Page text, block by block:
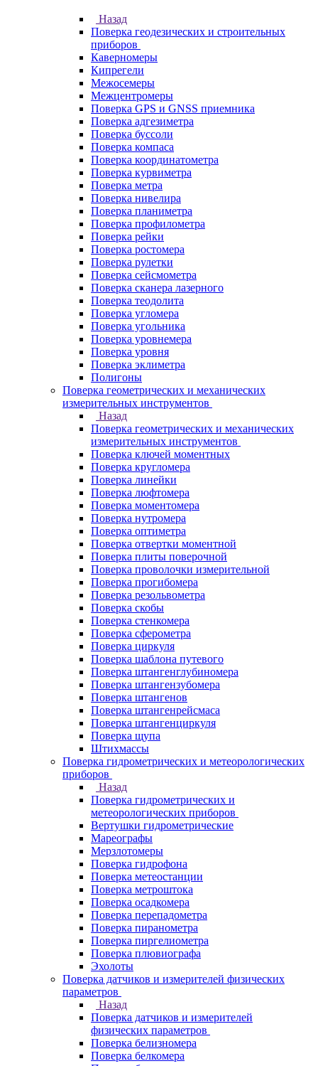
Назад
Поверка геодезических и строительных
приборов
Каверномеры
Кипрегели
Межосемеры
Межцентромеры
Поверка GPS и GNSS приемника
Поверка адгезиметра
Поверка буссоли
Поверка компаса
Поверка координатометра
Поверка курвиметра
Поверка метра
Поверка нивелира
Поверка планиметра
Поверка профилометра
Поверка рейки
Поверка ростомера
Поверка рулетки
Поверка сейсмометра
Поверка сканера лазерного
Поверка теодолита
Поверка угломера
Поверка угольника
Поверка уровнемера
Поверка уровня
Поверка эклиметра
Полигоны
Поверка геометрических и механических
измерительных инструментов
Назад
Поверка геометрических и механических
измерительных инструментов
Поверка ключей моментных
Поверка кругломера
Поверка линейки
Поверка люфтомера
Поверка моментомера
Поверка нутромера
Поверка оптиметра
Поверка отвертки моментной
Поверка плиты поверочной
Поверка проволочки измерительной
Поверка прогибомера
Поверка резольвометра
Поверка скобы
Поверка стенкомера
Поверка сферометра
Поверка циркуля
Поверка шаблона путевого
Поверка штангенглубиномера
Поверка штангензубомера
Поверка штангенов
Поверка штангенрейсмаса
Поверка штангенциркуля
Поверка щупа
Штихмассы
Поверка гидрометрических и метеорологических
приборов
Назад
Поверка гидрометрических и
метеорологических приборов
Вертушки гидрометрические
Мареографы
Мерзлотомеры
Поверка гидрофона
Поверка метеостанции
Поверка метроштока
Поверка осадкомера
Поверка перепадометра
Поверка пиранометра
Поверка пиргелиометра
Поверка плювиографа
Эхолоты
Поверка датчиков и измерителей физических
параметров
Назад
Поверка датчиков и измерителей
физических параметров
Поверка белизномера
Поверка белкомера